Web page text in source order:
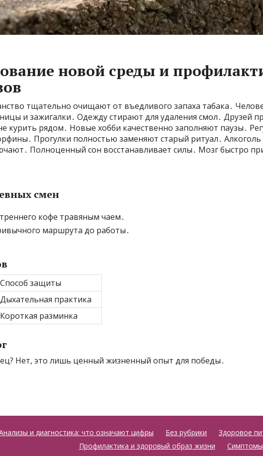
новой среды и
тщательно очищают от въедливого запаха табака․
и зажигалки․ Одежду стирают для удаления смол․ Друзей
курить рядом․ Новые хобби качественно заполняют паузы․
Прогулки полностью заменяют старый ритуал․ Алкоголь
Полноценный сон восстанавливает силы․ Мозг быстро
смен
кофе травяным чаем․
маршрута до работы․
Способ защиты
Дыхательная практика
Короткая разминка
Нет, это лишь ценный жизненный опыт для победы․
и диагностика: что означают цифры Без рубрики Здоровое
Профилактика и здоровый образ жизни
Симптомы